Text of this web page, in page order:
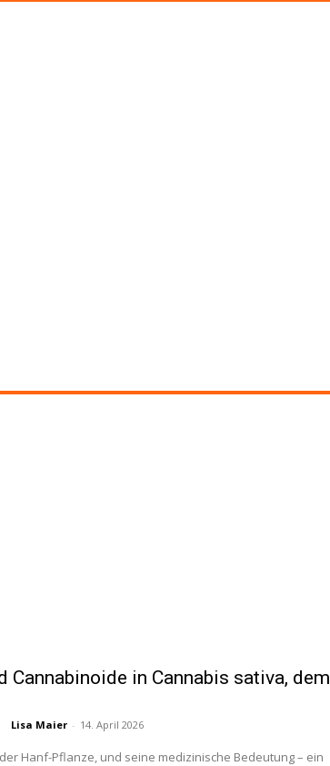
Cannabinoide in Cannabis sativa, dem
Lisa Maier - 14. April 2026
Hanf-Pflanze, und seine medizinische Bedeutung – ein